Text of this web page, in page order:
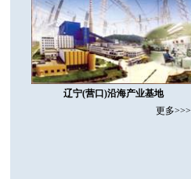
辽宁(营口)沿海产业基地
更多>>>